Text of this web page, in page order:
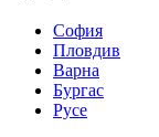
София
Пловдив
Варна
Бургас
Русе